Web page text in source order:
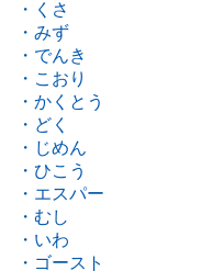
・くさ
・みず
・でんき
・こおり
・かくとう
・どく
・じめん
・ひこう
・エスパー
・むし
・いわ
・ゴースト